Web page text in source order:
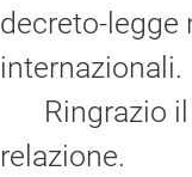
decreto-legge
internazionali.
Ringrazio il
relazione.